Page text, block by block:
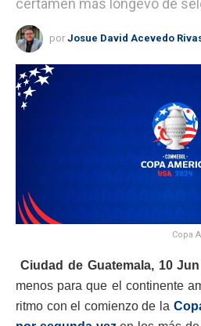
certamen más longevo de
por Josue David Acevedo
Copa
Ciudad de Guatemala, 10Jun
menos para que el continente
ritmo con el comienzo de la